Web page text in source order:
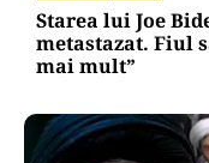
Starea lui Joe
metastazat. Fiul
mai mult”